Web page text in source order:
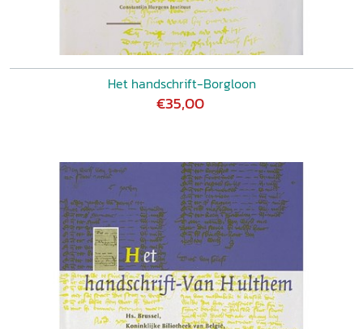
Het handschrift-Borgloon
€35,00